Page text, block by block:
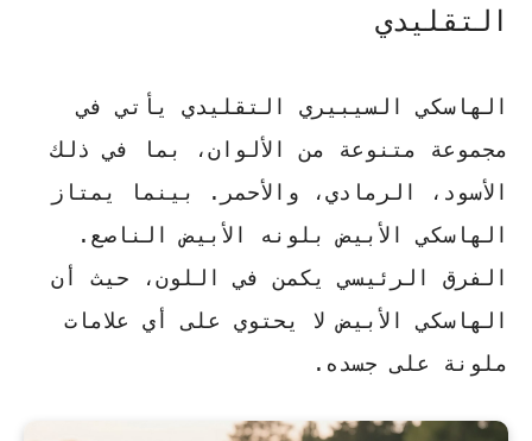
التقليدي
الهاسكي السيبيري التقليدي يأتي في
مجموعة متنوعة من الألوان، بما في ذلك
الأسود، الرمادي، والأحمر. بينما يمتاز
الهاسكي الأبيض بلونه الأبيض الناصع.
الفرق الرئيسي يكمن في اللون، حيث أن
الهاسكي الأبيض لا يحتوي على أي علامات
ملونة على جسده.